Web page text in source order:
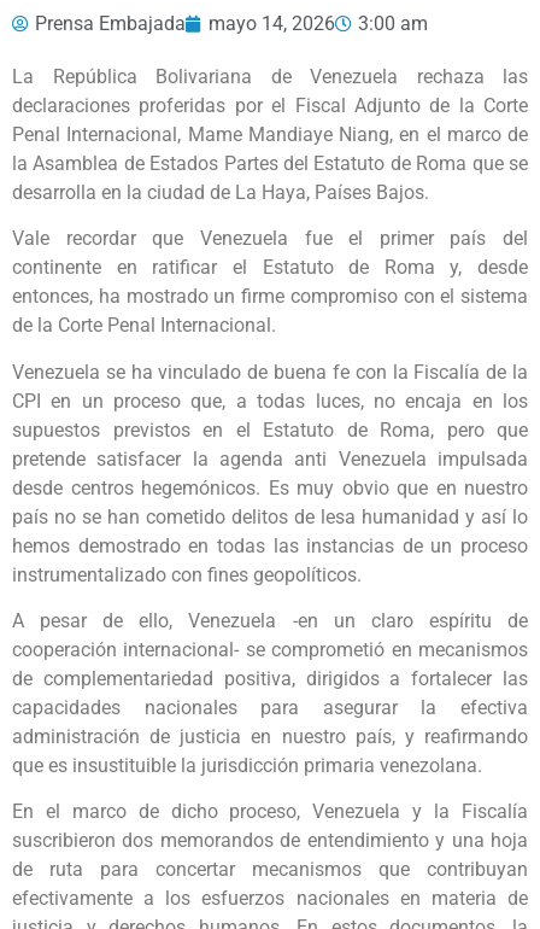
Prensa Embajada mayo 14, 2026 3:00 am
La República Bolivariana de Venezuela rechaza las
declaraciones proferidas por el Fiscal Adjunto de la Corte
Penal Internacional, Mame Mandiaye Niang, en el marco de
la Asamblea de Estados Partes del Estatuto de Roma que se
desarrolla en la ciudad de La Haya, Países Bajos.
Vale recordar que Venezuela fue el primer país del
continente en ratificar el Estatuto de Roma y, desde
entonces, ha mostrado un firme compromiso con el sistema
de la Corte Penal Internacional.
Venezuela se ha vinculado de buena fe con la Fiscalía de la
CPI en un proceso que, a todas luces, no encaja en los
supuestos previstos en el Estatuto de Roma, pero que
pretende satisfacer la agenda anti Venezuela impulsada
desde centros hegemónicos. Es muy obvio que en nuestro
país no se han cometido delitos de lesa humanidad y así lo
hemos demostrado en todas las instancias de un proceso
instrumentalizado con fines geopolíticos.
A pesar de ello, Venezuela -en un claro espíritu de
cooperación internacional- se comprometió en mecanismos
de complementariedad positiva, dirigidos a fortalecer las
capacidades nacionales para asegurar la efectiva
administración de justicia en nuestro país, y reafirmando
que es insustituible la jurisdicción primaria venezolana.
En el marco de dicho proceso, Venezuela y la Fiscalía
suscribieron dos memorandos de entendimiento y una hoja
de ruta para concertar mecanismos que contribuyan
efectivamente a los esfuerzos nacionales en materia de